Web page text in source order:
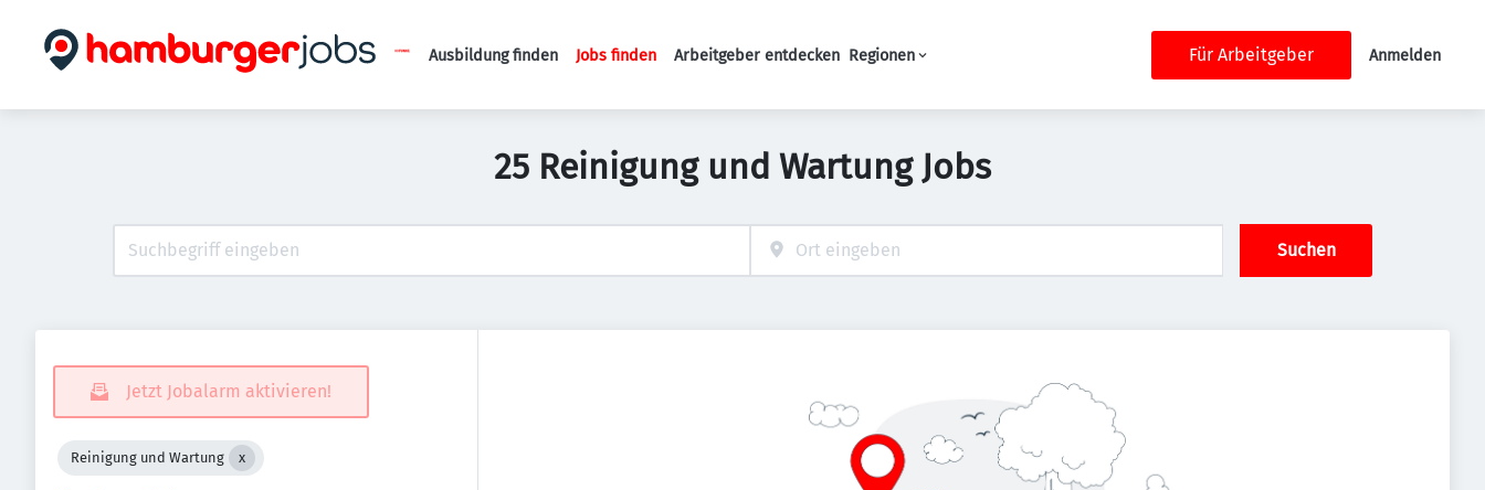
Haupt-Navigation
Ausbildung finden Jobs finden Arbeitgeber entdecken Regionen Für Arbeitgeber Anmelden
25 Reinigung und Wartung Jobs
Suchen
Jetzt Jobalarm aktivieren!
Reinigung und Wartung